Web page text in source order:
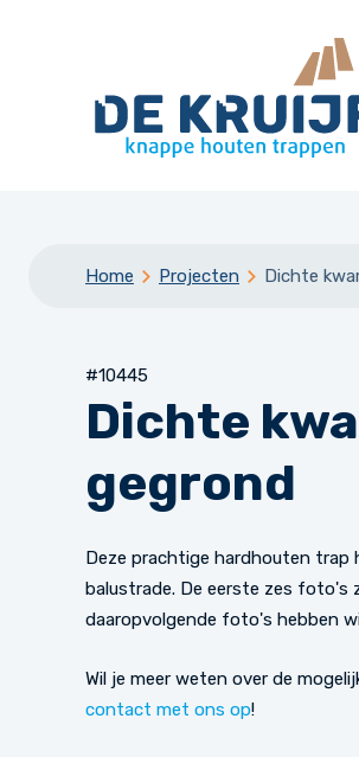
Home Projecten Dichte
#10445
Dichte
gegrond
Deze prachtige hardhouten trap
balustrade. De eerste zes foto's
daaropvolgende foto's hebben
Wil je meer weten over de
contact met ons op!